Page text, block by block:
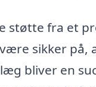
støtte fra et
sikker på,
bliver en